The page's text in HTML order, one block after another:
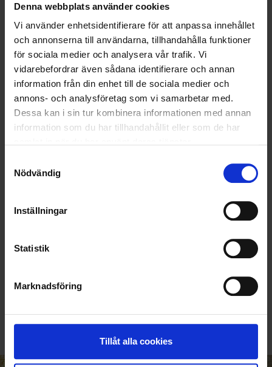
Denna webbplats använder cookies
Vi använder enhetsidentifierare för att anpassa innehållet
och annonserna till användarna, tillhandahålla funktioner
för sociala medier och analysera vår trafik. Vi
vidarebefordrar även sådana identifierare och annan
information från din enhet till de sociala medier och
annons- och analysföretag som vi samarbetar med.
Dessa kan i sin tur kombinera informationen med annan
information som du har tillhandahållit eller som de har
Nödvändig
Inställningar
Statistik
Marknadsföring
Tillåt alla cookies
SAMARBETEN
SOCIALT ANSVAR
VELLINGE
010-45 00 200​